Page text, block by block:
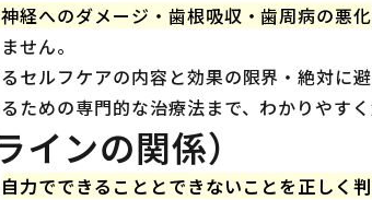
経へのダメージ・歯根吸収・歯周病の悪化
せん。
セルフケアの内容と効果の限界・絶対に
めの専門的な治療法まで、わかりやすく
ンの関係）
自力でできることとできないことを正しく